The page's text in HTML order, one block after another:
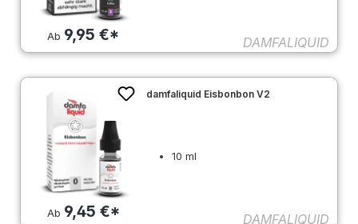
Ab 9,95 €* DAMFALIQUID
Ab 9,45 €*
damfaliquid Eisbonbon V2
10 ml
DAMFALIQUID